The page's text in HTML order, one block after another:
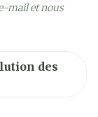
des
mail et nous